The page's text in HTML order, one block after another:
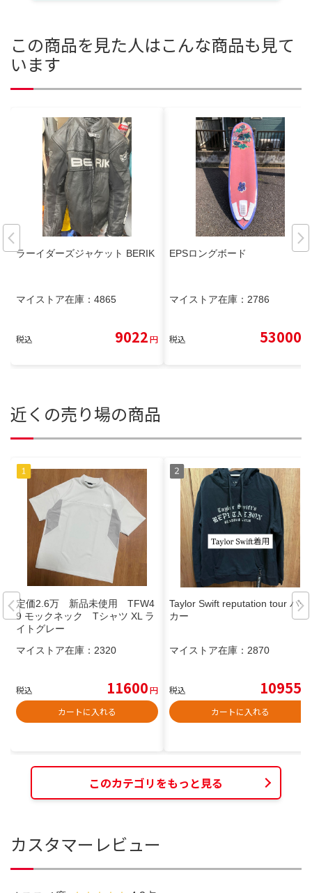
この商品を見た人はこんな商品も見て
います
ラーイダーズジャケット BERIK
マイストア在庫： 4865
税込 9022円
EPSロングボード
マイストア在庫： 2786
税込 53000
近くの売り場の商品
定価2.6万 新品未使用 TFW4
9 モックネック Tシャツ XL ラ
イトグレー
マイストア在庫： 2320
税込 11600円
カートに入れる
Taylor Swift reputation tour パー
カー
マイストア在庫： 2870
税込 10955
カートに入れる
このカテゴリをもっと見る
カスタマーレビュー